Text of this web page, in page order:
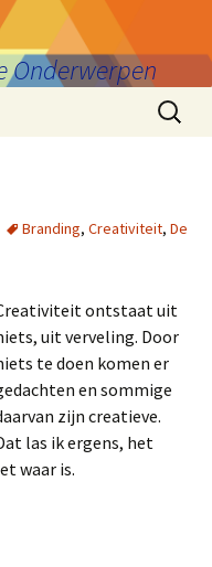
Onderwerpen
Zoeken
naar:
Branding, Creativiteit, De
ontstaat uit
uit verveling. Door
te doen komen er
en sommige
zijn creatieve.
las ik ergens, het
waar is.